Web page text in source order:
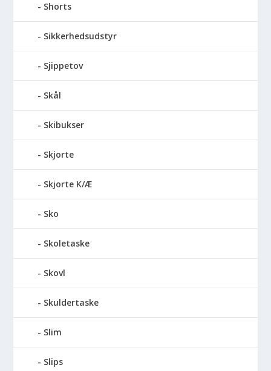
Shorts
Sikkerhedsudstyr
Sjippetov
Skål
Skibukser
Skjorte
Skjorte K/Æ
Sko
Skoletaske
Skovl
Skuldertaske
Slim
Slips